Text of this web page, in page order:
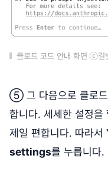
클로드 코드 안내 화면 ⓒ길
⑤ 그 다음으로 클로드
합니다. 세세한 설정을
제일 편합니다. 따라서
settings를 누릅니다.